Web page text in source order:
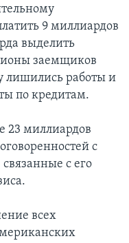
9 миллиардов
выделить
заемщиков
лишились работы и
по кредитам.
23 миллиардов
с
с его
всех